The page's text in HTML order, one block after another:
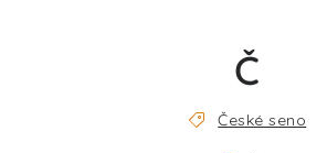
Č
České seno